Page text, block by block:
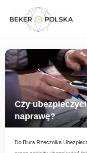
Czy
naprawę?
Do Biura Rzecznika